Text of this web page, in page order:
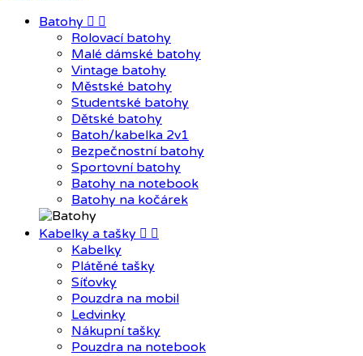
Batohy  
Rolovací batohy
Malé dámské batohy
Vintage batohy
Městské batohy
Studentské batohy
Dětské batohy
Batoh/kabelka 2v1
Bezpečnostní batohy
Sportovní batohy
Batohy na notebook
Batohy na kočárek
Kabelky a tašky  
Kabelky
Plátěné tašky
Síťovky
Pouzdra na mobil
Ledvinky
Nákupní tašky
Pouzdra na notebook